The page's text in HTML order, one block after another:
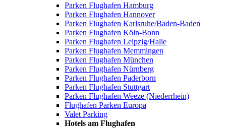
Parken Flughafen Hamburg
Parken Flughafen Hannover
Parken Flughafen Karlsruhe/Baden-Baden
Parken Flughafen Köln-Bonn
Parken Flughafen Leipzig/Halle
Parken Flughafen Memmingen
Parken Flughafen München
Parken Flughafen Nürnberg
Parken Flughafen Paderborn
Parken Flughafen Stuttgart
Parken Flughafen Weeze (Niederrhein)
Flughafen Parken Europa
Valet Parking
Hotels am Flughafen